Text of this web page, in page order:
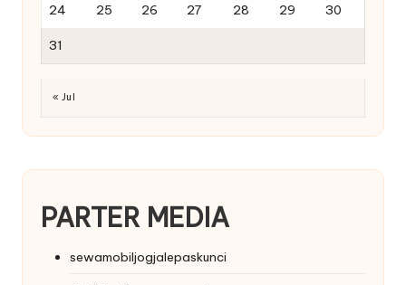
24 25 26 27 28 29 30
31
« Jul
PARTER MEDIA
sewamobiljogjalepaskunci